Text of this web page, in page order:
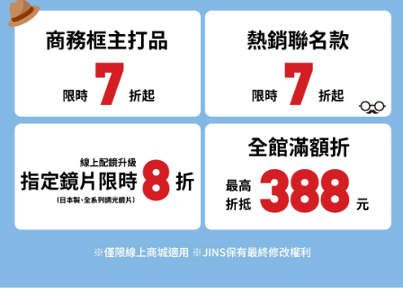
News
商品系列
Collection
線上商城
Online Shop
鏡片說明